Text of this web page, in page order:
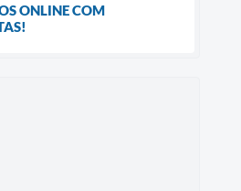
ONLINE COM